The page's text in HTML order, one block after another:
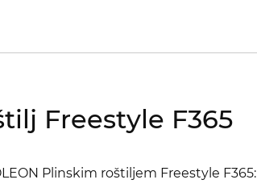
Freestyle F365
Plinskim roštiljem Freestyle F365: